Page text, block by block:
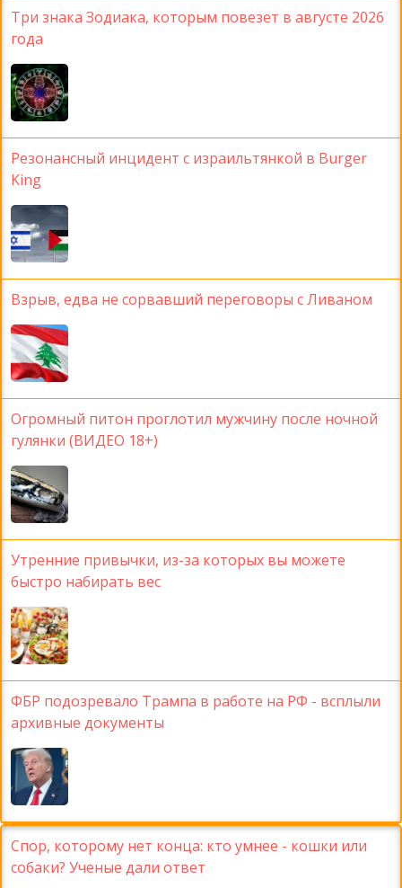
Три знака Зодиака, которым повезет в августе 2026
года
Резонансный инцидент с израильтянкой в Burger
King
Взрыв, едва не сорвавший переговоры с Ливаном
Огромный питон проглотил мужчину после ночной
гулянки (ВИДЕО 18+)
Утренние привычки, из-за которых вы можете
быстро набирать вес
ФБР подозревало Трампа в работе на РФ - всплыли
архивные документы
Спор, которому нет конца: кто умнее - кошки или
собаки? Ученые дали ответ